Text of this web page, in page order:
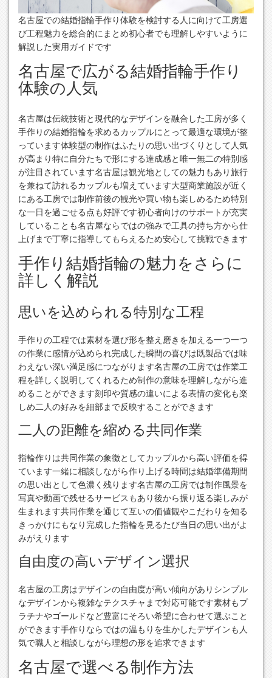
名古屋での結婚指輪手作り体験を検討する人に向けて工房選
び工程魅力を総合的にまとめ初心者でも理解しやすいように
解説した実用ガイドです
名古屋で広がる結婚指輪手作り
体験の人気
名古屋は伝統技術と現代的なデザインを融合した工房が多く
手作りの結婚指輪を求めるカップルにとって最適な環境が整
っています体験型の制作はふたりの思い出づくりとして人気
が高まり特に自分たちで形にする達成感と唯一無二の特別感
が注目されています名古屋は観光地としての魅力もあり旅行
を兼ねて訪れるカップルも増えています大型商業施設が近く
にある工房では制作前後の観光や買い物も楽しめるため特別
な一日を過ごせる点も好評です初心者向けのサポートが充実
していることも名古屋ならではの強みで工具の持ち方から仕
上げまで丁寧に指導してもらえるため安心して挑戦できます
手作り結婚指輪の魅力をさらに
詳しく解説
思いを込められる特別な工程
手作りの工程では素材を選び形を整え磨きを加える一つ一つ
の作業に感情が込められ完成した瞬間の喜びは既製品では味
わえない深い満足感につながります名古屋の工房では作業工
程を詳しく説明してくれるため制作の意味を理解しながら進
めることができます刻印や質感の違いによる表情の変化も楽
しめ二人の好みを細部まで反映することができます
二人の距離を縮める共同作業
指輪作りは共同作業の象徴としてカップルから高い評価を得
ています一緒に相談しながら作り上げる時間は結婚準備期間
の思い出として色濃く残ります名古屋の工房では制作風景を
写真や動画で残せるサービスもあり後から振り返る楽しみが
生まれます共同作業を通じて互いの価値観やこだわりを知る
きっかけにもなり完成した指輪を見るたび当日の思い出がよ
みがえります
自由度の高いデザイン選択
名古屋の工房はデザインの自由度が高い傾向がありシンプル
なデザインから複雑なテクスチャまで対応可能です素材もプ
ラチナやゴールドなど豊富にそろい希望に合わせて選ぶこと
ができます手作りならではの温もりを生かしたデザインも人
気で職人と相談しながら理想の形を追求できます
名古屋で選べる制作方法